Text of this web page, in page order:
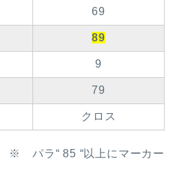
69
89
9
79
クロス
※ パラ“ 85 “以上にマーカー